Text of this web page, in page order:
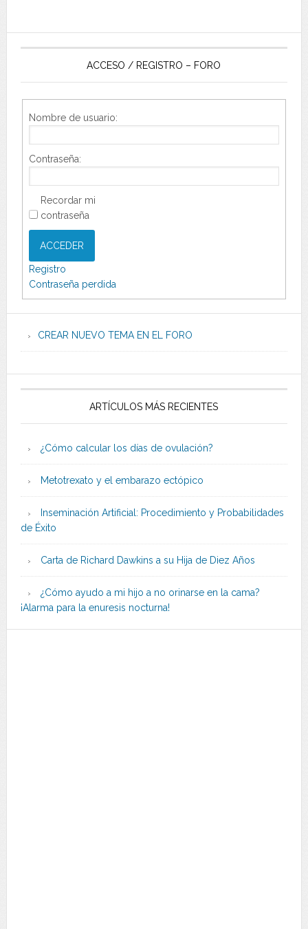
ACCESO / REGISTRO – FORO
Nombre de usuario:
Contraseña:
Recordar mi
contraseña
ACCEDER
Registro
Contraseña perdida
CREAR NUEVO TEMA EN EL FORO
ARTÍCULOS MÁS RECIENTES
¿Cómo calcular los días de ovulación?
Metotrexato y el embarazo ectópico
Inseminación Artificial: Procedimiento y Probabilidades
de Éxito
Carta de Richard Dawkins a su Hija de Diez Años
¿Cómo ayudo a mi hijo a no orinarse en la cama?
¡Alarma para la enuresis nocturna!